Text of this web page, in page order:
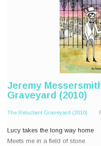
Jeremy
Graveyard (2010)
The Reluctant Graveyard (2010)
Lucy takes the long way home
Meets me in a field of stone